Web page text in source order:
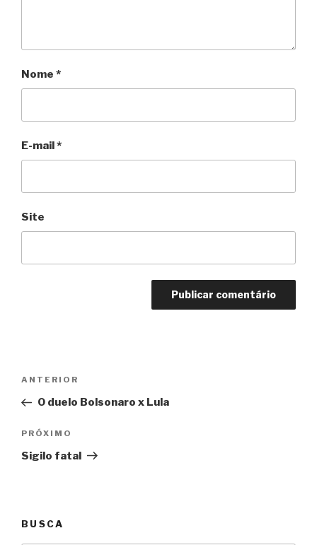
Nome *
E-mail*
Site
Post
Anterior
ANTERIOR
O duelo Bolsonaro x Lula
Próximo
PRÓXIMO
Sigilo fatal
BUSCA